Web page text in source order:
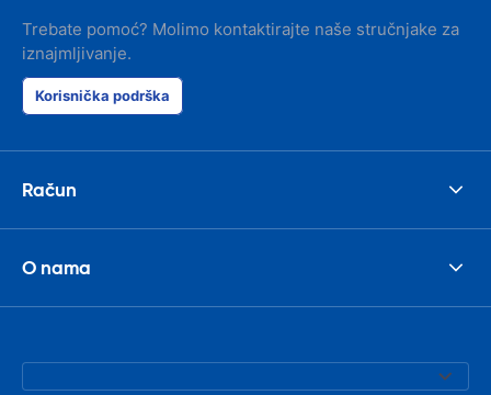
Trebate pomoć? Molimo kontaktirajte naše stručnjake za
iznajmljivanje.
Korisnička podrška
Račun
O nama